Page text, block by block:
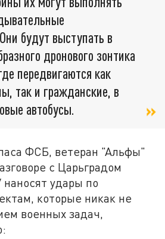
будут выступать в
дронового зонтика
передвигаются как
так и гражданские, в
автобусы.
ФСБ, ветеран "Альфы"
с Царьградом
удары по
которые никак не
военных задач,